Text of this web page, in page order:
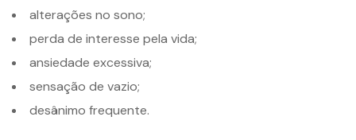
alterações no sono;
perda de interesse pela vida;
ansiedade excessiva;
sensação de vazio;
desânimo frequente.